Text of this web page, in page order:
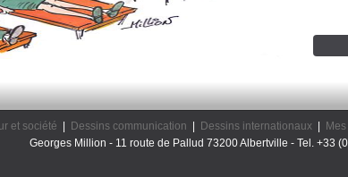
et société Dessins communication Dessins internationaux|
Georges Million - 11 route de Pallud 73200 Albertville - Tel. +33